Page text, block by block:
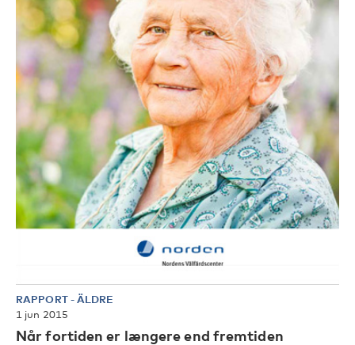
RAPPORT-ÄLDRE
1 jun 2015
Når fortiden er længere end fremtiden